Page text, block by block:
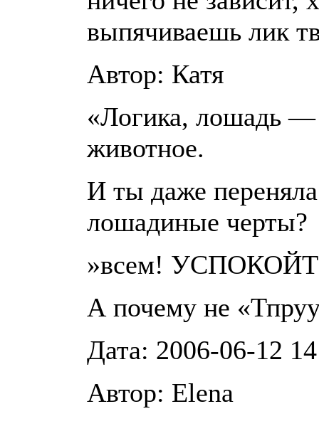
выпячиваешь лик
Автор: Катя
«Логика, лошадь
животное.
И ты даже
лошадиные черты?
»всем!
А почему не
Дата: 2006-06-12
Автор: Elena